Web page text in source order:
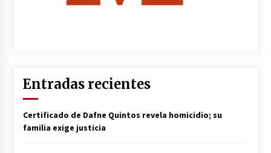
Entradas recientes
Certificado de Dafne Quintos revela homicidio; su
familia exige justicia